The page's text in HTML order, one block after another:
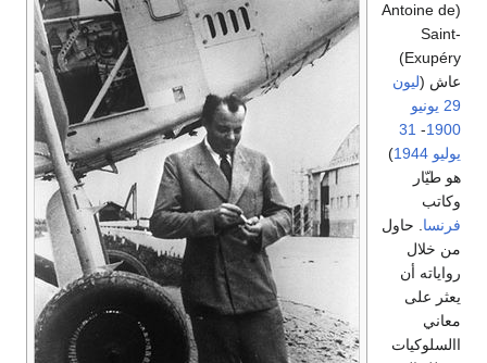
(Antoine de
Saint-
Exupéry)
عاش (ليون
29 يونيو
1900
-
31
يوليو 1944
)
هو طيّار
وكاتب
فرنسا . حاول
من خلال
رواياته أن
يعثر على
معاني
االسلوكيات